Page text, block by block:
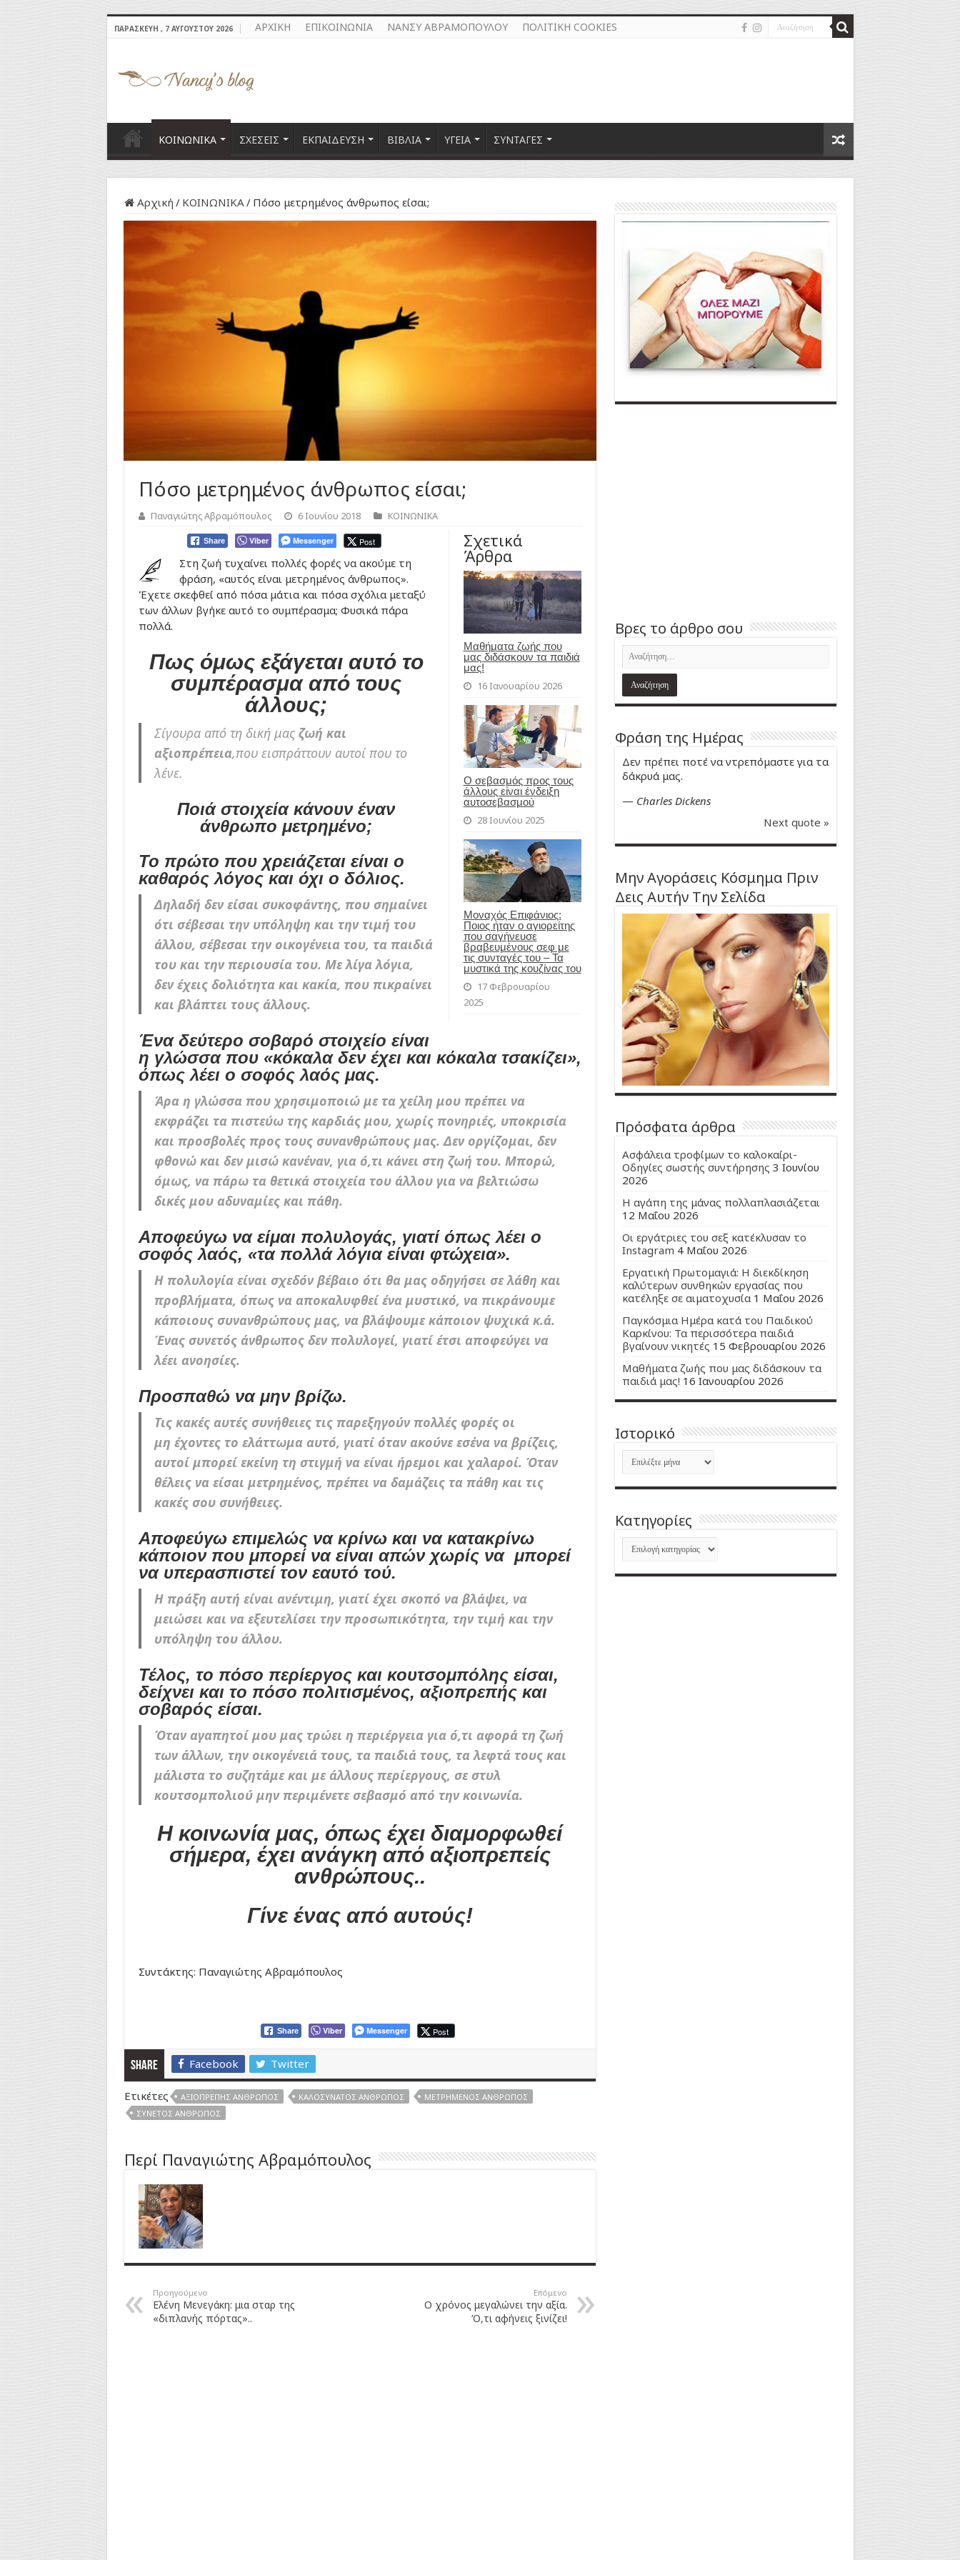
ΠΑΡΑΣΚΕΥΉ , 7 ΑΥΓΟΎΣΤΟΥ 2026 ΑΡΧΙΚΗ ΕΠΙΚΟΙΝΩΝΙΑ ΝΑΝΣΥ ΑΒΡΑΜΟΠΟΥΛΟΥ ΠΟΛΙΤΙΚΗ COOKIES
ΚΟΙΝΩΝΙΚΑ ΣΧΕΣΕΙΣ ΕΚΠΑΙΔΕΥΣΗ ΒΙΒΛΙΑ ΥΓΕΙΑ ΣΥΝΤΑΓΕΣ
Αρχική / ΚΟΙΝΩΝΙΚΑ/ Πόσο μετρημένος άνθρωπος είσαι;
Πόσο μετρημένος άνθρωπος είσαι;
Παναγιώτης Αβραμόπουλος 6 Ιουνίου 2018 ΚΟΙΝΩΝΙΚΑ
Σχετικά
Άρθρα
Μαθήματα ζωής που
μας διδάσκουν τα παιδιά
μας!
16 Ιανουαρίου 2026
Ο σεβασμός προς τους
άλλους είναι ένδειξη
αυτοσεβασμού
28 Ιουνίου 2025
Μοναχός Επιφάνιος:
Ποιος ήταν ο αγιορείτης
που σαγήνευσε
βραβευμένους σεφ με
τις συνταγές του – Τα
μυστικά της κουζίνας του
17 Φεβρουαρίου
2025
Share Viber Messenger Post
Στη ζωή τυχαίνει πολλές φορές να ακούμε τη
φράση, «αυτός είναι μετρημένος άνθρωπος».
Έχετε σκεφθεί από πόσα μάτια και πόσα σχόλια μεταξύ
των άλλων βγήκε αυτό το συμπέρασμα; Φυσικά πάρα
πολλά.
Πως όμως εξάγεται αυτό το
συμπέρασμα από τους
άλλους;
Σίγουρα από τη δική μαςζωή και
αξιοπρέπεια,που εισπράττουν αυτοί που το
λένε.
Ποιά στοιχεία κάνουν έναν
άνθρωπο μετρημένο;
Το πρώτο που χρειάζεται είναι ο
καθαρός λόγος και όχι ο δόλιος.
Δηλαδή δεν είσαι συκοφάντης, που σημαίνει
ότι σέβεσαι την υπόληψη και την τιμή του
άλλου, σέβεσαι την οικογένεια του, τα παιδιά
του και την περιουσία του. Με λίγα λόγια,
δεν έχεις δολιότητα και κακία, που πικραίνει
και βλάπτει τους άλλους.
Ένα δεύτερο σοβαρό στοιχείο είναι
η γλώσσα που «κόκαλα δεν έχει και κόκαλα τσακίζει»,
όπως λέει ο σοφός λαός μας.
Άρα η γλώσσα που χρησιμοποιώ με τα χείλη μου πρέπει να
εκφράζει τα πιστεύω της καρδιάς μου, χωρίς πονηριές, υποκρισία
και προσβολές προς τους συνανθρώπους μας. Δεν οργίζομαι, δεν
φθονώ και δεν μισώ κανέναν, για ό,τι κάνει στη ζωή του. Μπορώ,
όμως, να πάρω τα θετικά στοιχεία του άλλου για να βελτιώσω
δικές μου αδυναμίες και πάθη.
Αποφεύγω να είμαι πολυλογάς, γιατί όπως λέει ο
σοφός λαός, «τα πολλά λόγια είναι φτώχεια».
Η πολυλογία είναι σχεδόν βέβαιο ότι θα μας οδηγήσει σε λάθη και
προβλήματα, όπως να αποκαλυφθεί ένα μυστικό, να πικράνουμε
κάποιους συνανθρώπους μας, να βλάψουμε κάποιον ψυχικά κ.ά.
Ένας συνετός άνθρωπος δεν πολυλογεί, γιατί έτσι αποφεύγει να
λέει ανοησίες.
Προσπαθώ να μην βρίζω.
Τις κακές αυτές συνήθειες τις παρεξηγούν πολλές φορές οι
μη έχοντες το ελάττωμα αυτό, γιατί όταν ακούνε εσένα να βρίζεις,
αυτοί μπορεί εκείνη τη στιγμή να είναι ήρεμοι και χαλαροί. Όταν
θέλεις να είσαι μετρημένος, πρέπει να δαμάζεις τα πάθη και τις
κακές σου συνήθειες.
Αποφεύγω επιμελώς να κρίνω και να κατακρίνω
κάποιον που μπορεί να είναι απών χωρίς να μπορεί
να υπερασπιστεί τον εαυτό τού.
Η πράξη αυτή είναι ανέντιμη, γιατί έχει σκοπό να βλάψει, να
μειώσει και να εξευτελίσει την προσωπικότητα, την τιμή και την
υπόληψη του άλλου.
Τέλος, το πόσο περίεργος και κουτσομπόλης είσαι,
δείχνει και το πόσο πολιτισμένος, αξιοπρεπής και
σοβαρός είσαι.
Όταν αγαπητοί μου μας τρώει η περιέργεια για ό,τι αφορά τη ζωή
των άλλων, την οικογένειά τους, τα παιδιά τους, τα λεφτά τους και
μάλιστα το συζητάμε και με άλλους περίεργους, σε στυλ
κουτσομπολιού μην περιμένετε σεβασμό από την κοινωνία.
Η κοινωνία μας, όπως έχει διαμορφωθεί
σήμερα, έχει ανάγκη από αξιοπρεπείς
ανθρώπους..
Γίνε ένας από αυτούς!
Συντάκτης: Παναγιώτης Αβραμόπουλος
Share Viber Messenger Post
Share Facebook Twitter
Ετικέτες ΑΞΙΟΠΡΕΠΉΣ ΆΝΘΡΩΠΟΣ ΚΑΛΟΣΥΝΆΤΟΣ ΆΝΘΡΩΠΟΣ
ΜΕΤΡΗΜΈΝΟΣ ΆΝΘΡΩΠΟΣ
ΣΥΝΕΤΌΣ ΆΝΘΡΩΠΟΣ
Περί Παναγιώτης Αβραμόπουλος
Προηγούμενο
Ελένη Μενεγάκη: μια σταρ της
«διπλανής πόρτας»..
Επόμενο
Ο χρόνος μεγαλώνει την αξία.
Ό,τι αφήνεις ξινίζει!
Βρες το άρθρο σου
Φράση της Ημέρας
Δεν πρέπει ποτέ να ντρεπόμαστε για τα
δάκρυά μας.
— Charles Dickens
Next quote »
Μην Αγοράσεις Κόσμημα Πριν
Δεις Αυτήν Την Σελίδα
Πρόσφατα άρθρα
Ασφάλεια τροφίμων το καλοκαίρι-
Οδηγίες σωστής συντήρησης 3 Ιουνίου
2026
Η αγάπη της μάνας πολλαπλασιάζεται
12 Μαΐου 2026
Οι εργάτριες του σεξ κατέκλυσαν το
Instagram 4 Μαΐου 2026
Εργατική Πρωτομαγιά: Η διεκδίκηση
καλύτερων συνθηκών εργασίας που
κατέληξε σε αιματοχυσία 1 Μαΐου 2026
Παγκόσμια Ημέρα κατά του Παιδικού
Καρκίνου: Τα περισσότερα παιδιά
βγαίνουν νικητές 15 Φεβρουαρίου 2026
Μαθήματα ζωής που μας διδάσκουν τα
παιδιά μας! 16 Ιανουαρίου 2026
Ιστορικό
Ιστορικό
Kατηγορίες
Kατηγορίες